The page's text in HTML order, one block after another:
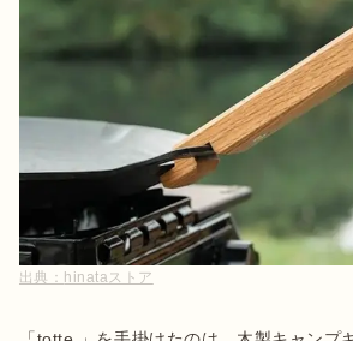
出典： hinataストア